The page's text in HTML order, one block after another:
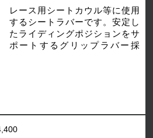
レース用シートカウル等に使用
するシートラバーです。安定し
たライディングポジションをサ
ポートするグリップラバー採